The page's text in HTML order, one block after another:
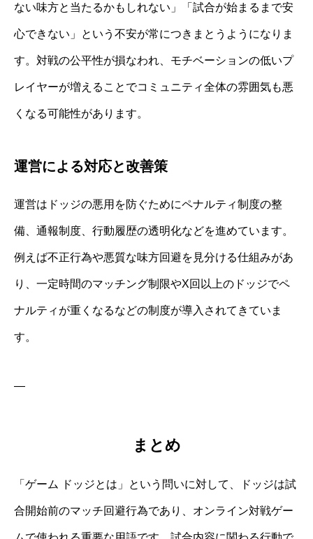
ない味方と当たるかもしれない」「試合が始まるまで安
心できない」という不安が常につきまとうようになりま
す。対戦の公平性が損なわれ、モチベーションの低いプ
レイヤーが増えることでコミュニティ全体の雰囲気も悪
くなる可能性があります。
運営による対応と改善策
運営はドッジの悪用を防ぐためにペナルティ制度の整
備、通報制度、行動履歴の透明化などを進めています。
例えば不正行為や悪質な味方回避を見分ける仕組みがあ
り、一定時間のマッチング制限やX回以上のドッジでペ
ナルティが重くなるなどの制度が導入されてきていま
す。
—
まとめ
「ゲーム ドッジとは」という問いに対して、ドッジは試
合開始前のマッチ回避行為であり、オンライン対戦ゲー